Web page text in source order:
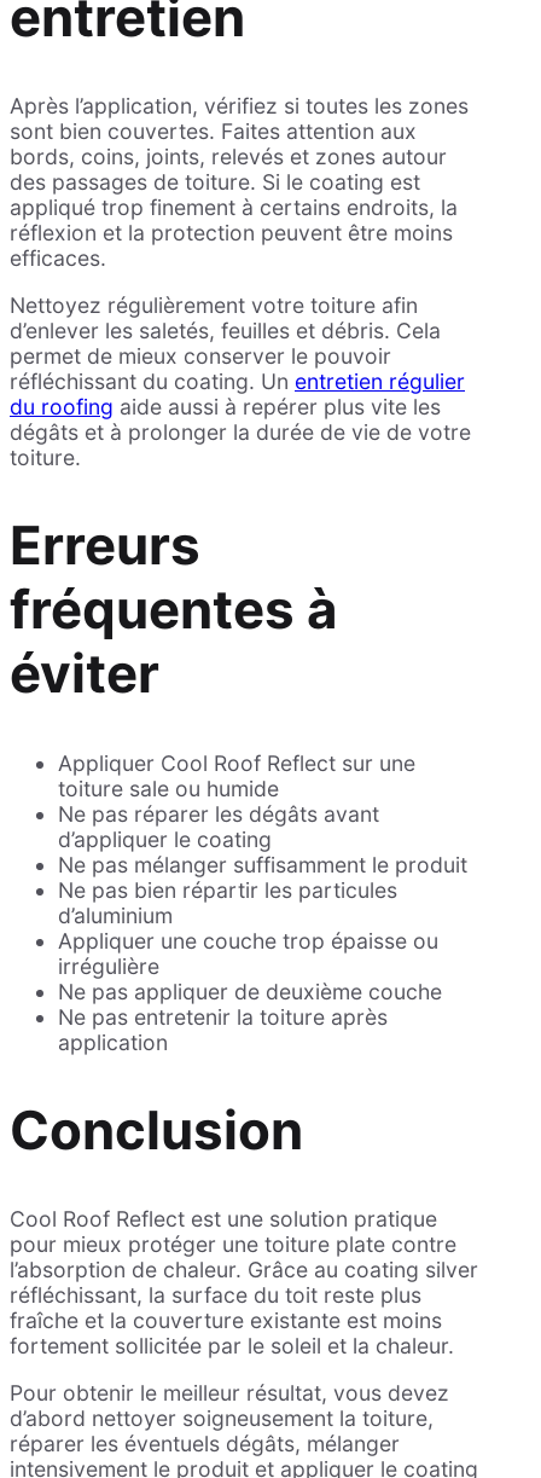
entretien
Après l’application, vérifiez si toutes les zones
sont bien couvertes. Faites attention aux
bords, coins, joints, relevés et zones autour
des passages de toiture. Si le coating est
appliqué trop finement à certains endroits, la
réflexion et la protection peuvent être moins
efficaces.
Nettoyez régulièrement votre toiture afin
d’enlever les saletés, feuilles et débris. Cela
permet de mieux conserver le pouvoir
réfléchissant du coating. Un entretien régulier
du roofing aide aussi à repérer plus vite les
dégâts et à prolonger la durée de vie de votre
toiture.
Erreurs
fréquentes à
éviter
Appliquer Cool Roof Reflect sur une
toiture sale ou humide
Ne pas réparer les dégâts avant
d’appliquer le coating
Ne pas mélanger suffisamment le produit
Ne pas bien répartir les particules
d’aluminium
Appliquer une couche trop épaisse ou
irrégulière
Ne pas appliquer de deuxième couche
Ne pas entretenir la toiture après
application
Conclusion
Cool Roof Reflect est une solution pratique
pour mieux protéger une toiture plate contre
l’absorption de chaleur. Grâce au coating silver
réfléchissant, la surface du toit reste plus
fraîche et la couverture existante est moins
fortement sollicitée par le soleil et la chaleur.
Pour obtenir le meilleur résultat, vous devez
d’abord nettoyer soigneusement la toiture,
réparer les éventuels dégâts, mélanger
intensivement le produit et appliquer le coating